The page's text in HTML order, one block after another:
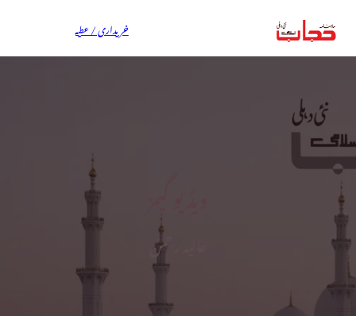
خریداری / عطیہ
عالیہ رحمن